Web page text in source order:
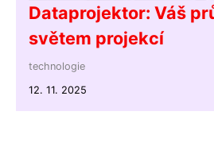
Dataprojektor: Váš
světem projekcí
technologie
12. 11. 2025